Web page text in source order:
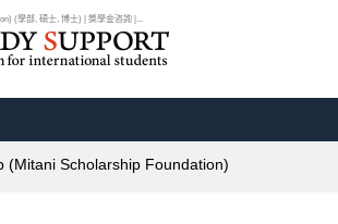
(學部, 碩士, 博士) | 獎學金咨詢 |...
(Mitani Scholarship Foundation)